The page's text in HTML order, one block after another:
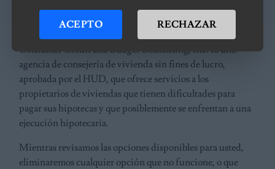
Consumer Credit and Budget Counseling, Inc. es una
agencia de consejería de vivienda sin fines de lucro,
aprobada por el HUD, que ofrece servicios a los
propietarios de viviendas que tienen dificultades para
pagar sus hipotecas y que posiblemente se enfrentan a una
ejecución hipotecaria.
Mientras revisamos las opciones disponibles para usted,
eliminaremos cualquier opción que no funcione, o que
ACEPTO RECHAZAR